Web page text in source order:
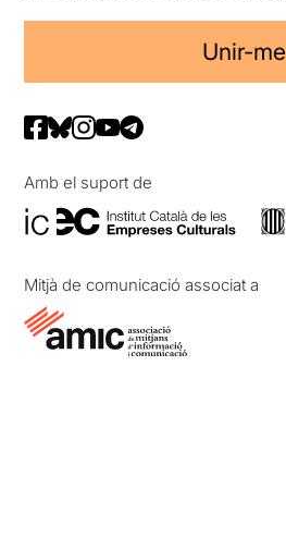
Unir-me
Amb el suport de
Mitjà de comunicació associat a